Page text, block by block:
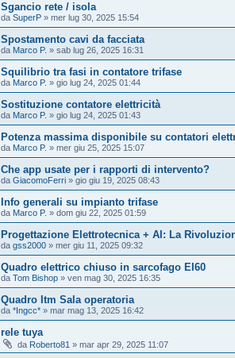
Sgancio rete / isola
da SuperP » mer lug 30, 2025 15:54
Spostamento cavi da facciata
da Marco P. » sab lug 26, 2025 16:31
Squilibrio tra fasi in contatore trifase
da Marco P. » gio lug 24, 2025 01:44
Sostituzione contatore elettricità
da Marco P. » gio lug 24, 2025 01:43
Potenza massima disponibile su contatori
da Marco P. » mer giu 25, 2025 15:07
Che app usate per i rapporti di intervento?
da GiacomoFerri » gio giu 19, 2025 08:43
Info generali su impianto trifase
da Marco P. » dom giu 22, 2025 01:59
Progettazione Elettrotecnica + AI: La
da gss2000 » mer giu 11, 2025 09:32
Quadro elettrico chiuso in sarcofago EI60
da Tom Bishop » ven mag 30, 2025 16:35
Quadro Itm Sala operatoria
da *Ingcc* » mar mag 13, 2025 16:42
rele tuya
da Roberto81 » mar apr 29, 2025 11:07